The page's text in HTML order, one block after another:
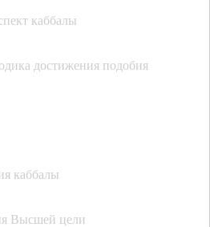
каббалы
достижения подобия
каббалы
Высшей цели